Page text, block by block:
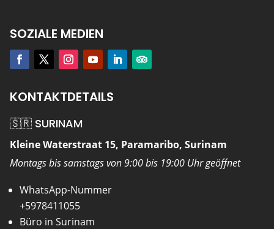
SOZIALE MEDIEN
KONTAKTDETAILS
🇸🇷 SURINAM
Kleine Waterstraat 15, Paramaribo, Surinam
Montags bis samstags von 9:00 bis 19:00 Uhr geöffnet
WhatsApp-Nummer
+5978411055
Büro in Surinam